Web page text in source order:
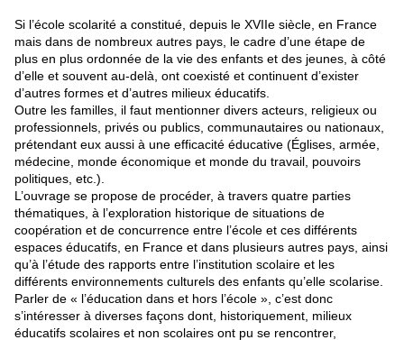
Si l’école scolarité a constitué, depuis le XVIIe siècle, en France
mais dans de nombreux autres pays, le cadre d’une étape de
plus en plus ordonnée de la vie des enfants et des jeunes, à côté
d’elle et souvent au-delà, ont coexisté et continuent d’exister
d’autres formes et d’autres milieux éducatifs.
Outre les familles, il faut mentionner divers acteurs, religieux ou
professionnels, privés ou publics, communautaires ou nationaux,
prétendant eux aussi à une efficacité éducative (Églises, armée,
médecine, monde économique et monde du travail, pouvoirs
politiques, etc.).
L’ouvrage se propose de procéder, à travers quatre parties
thématiques, à l’exploration historique de situations de
coopération et de concurrence entre l’école et ces différents
espaces éducatifs, en France et dans plusieurs autres pays, ainsi
qu’à l’étude des rapports entre l’institution scolaire et les
différents environnements culturels des enfants qu’elle scolarise.
Parler de « l’éducation dans et hors l’école », c’est donc
s’intéresser à diverses façons dont, historiquement, milieux
éducatifs scolaires et non scolaires ont pu se rencontrer,